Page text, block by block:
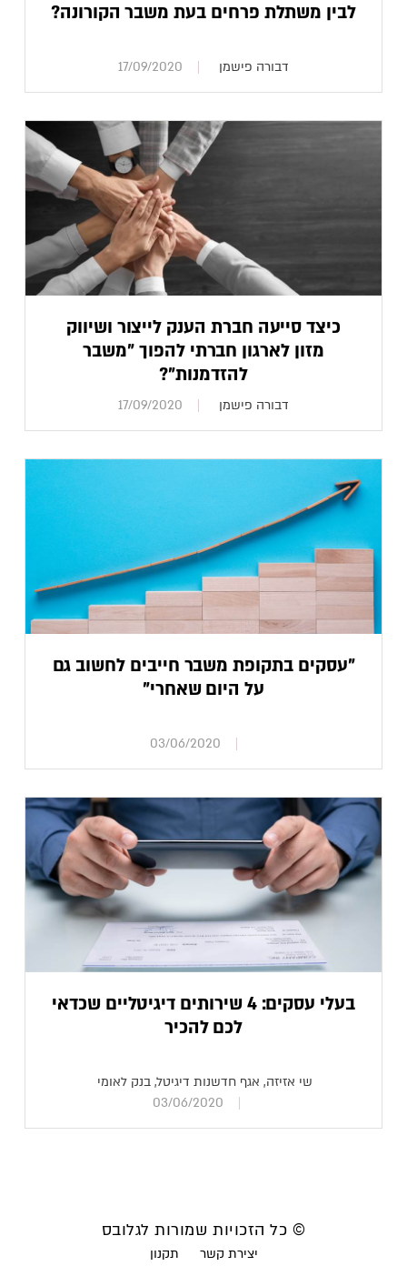
לבין משתלת פרחים בעת משבר הקורונה?
דבורה פישמן 17/09/2020
כיצד סייעה חברת הענק לייצור ושיווק
מזון לארגון חברתי להפוך "משבר
להזדמנות"?
דבורה פישמן 17/09/2020
"עסקים בתקופת משבר חייבים לחשוב גם
על היום שאחרי"
03/06/2020
בעלי עסקים: 4 שירותים דיגיטליים שכדאי
לכם להכיר
שי אזיזה, אגף חדשנות דיגיטל, בנק לאומי
03/06/2020
© כל הזכויות שמורות לגלובס
יצירת קשר תקנון